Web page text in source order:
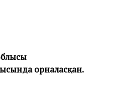
орналасқан.